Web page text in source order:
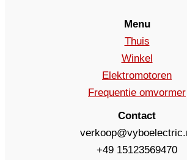
Menu
Thuis
Winkel
Elektromotoren
Frequentie omvormer
Contact
+49 15123569470